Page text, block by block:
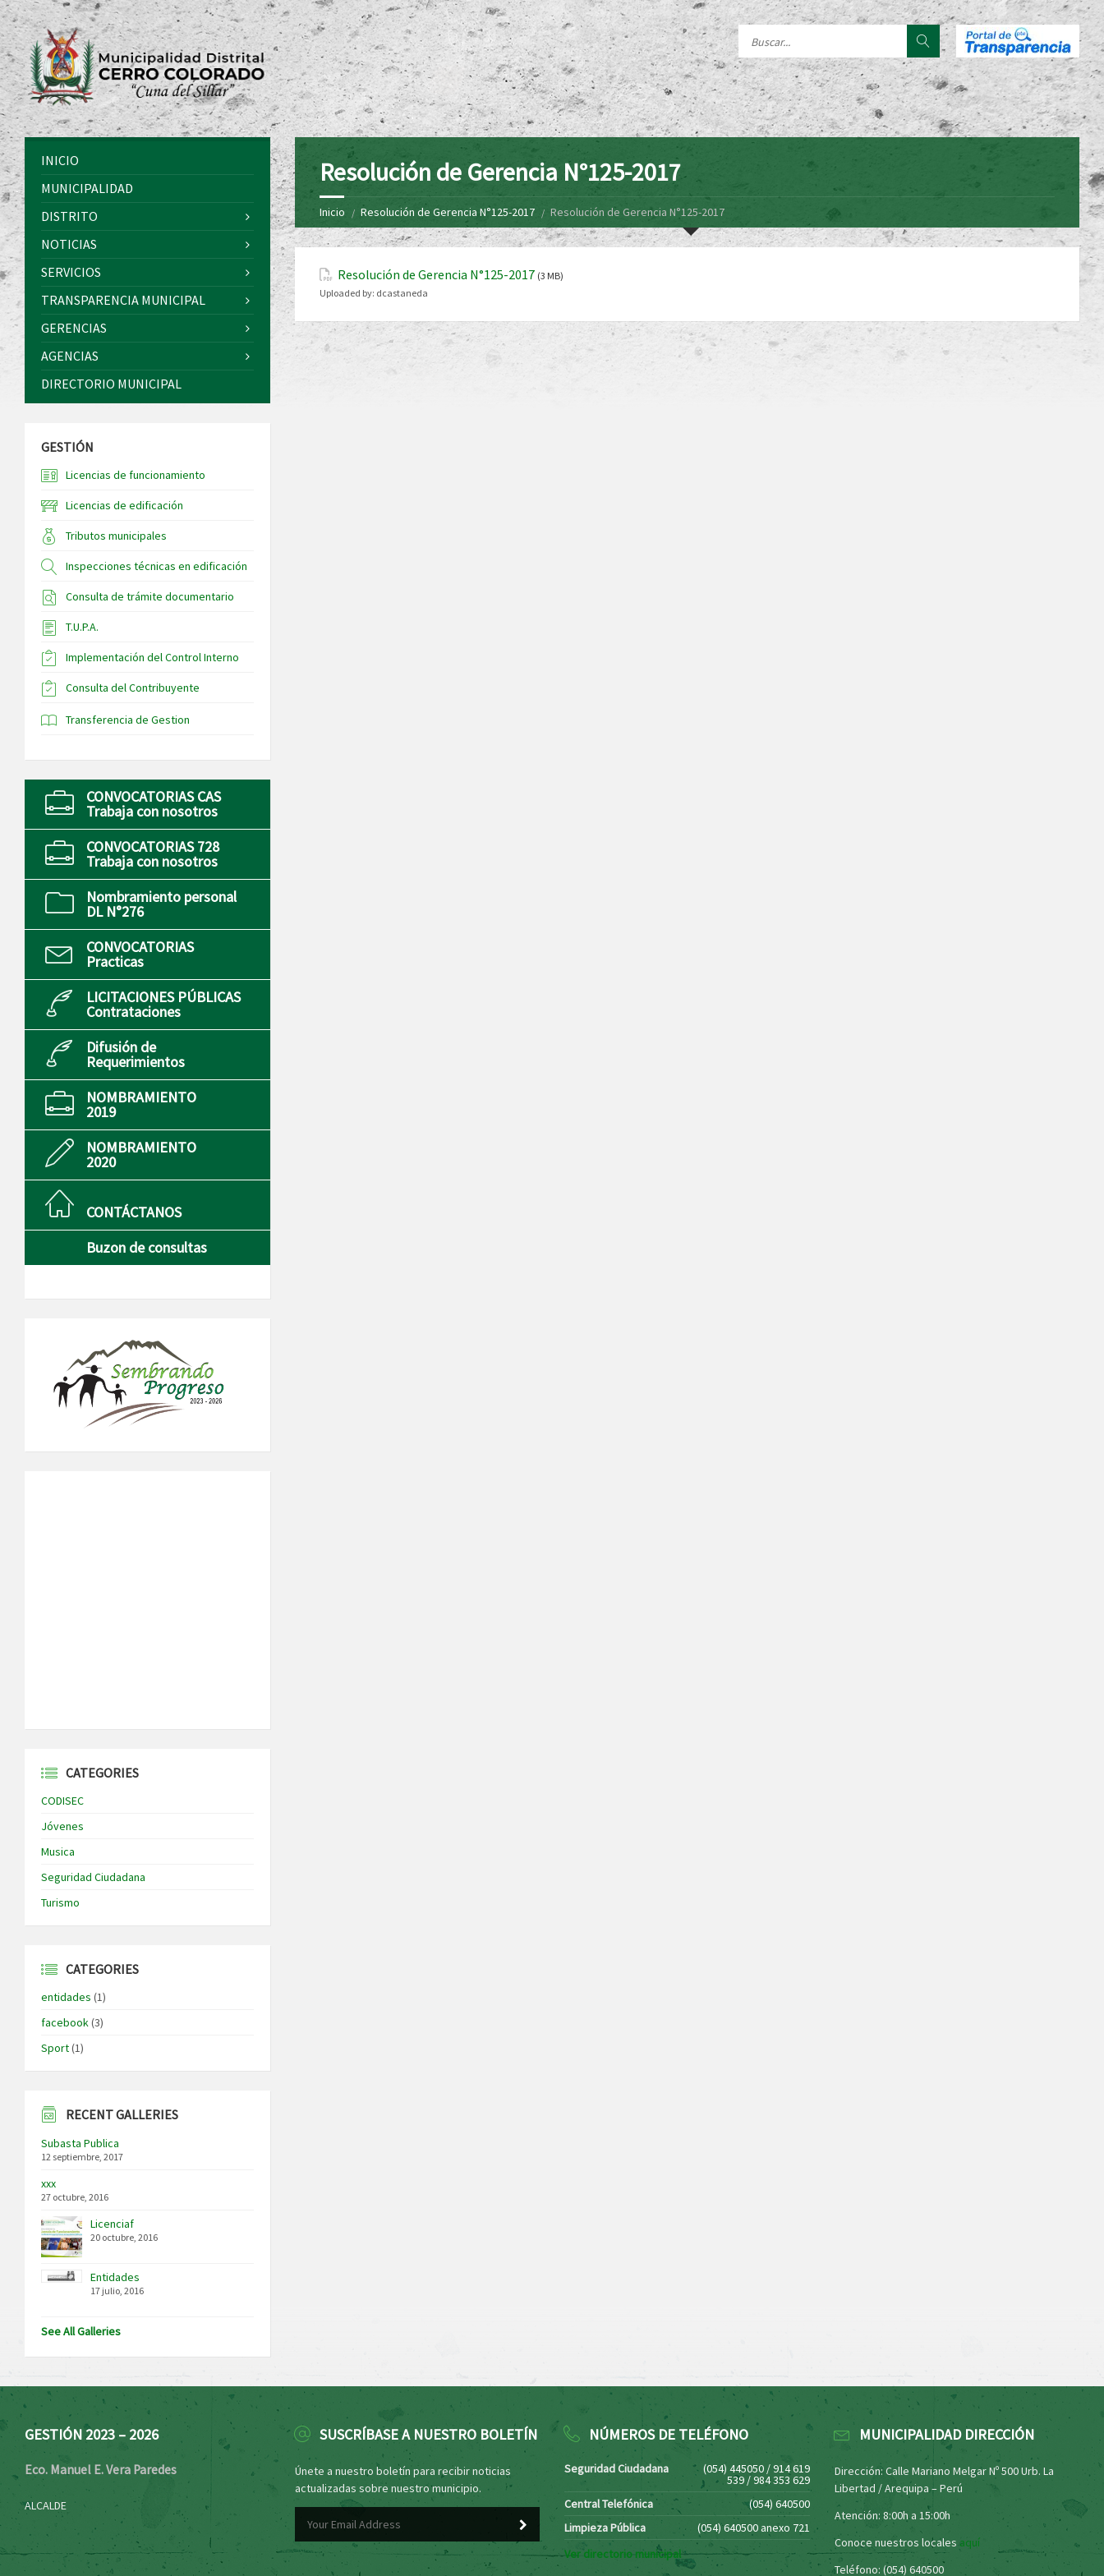
Resolución de Gerencia N°125-2017
Inicio Resolución de Gerencia N°125-2017 Resolución de Gerencia N°125-2017
Resolución de Gerencia N°125-2017 (3 MB)
Uploaded by: dcastaneda
INICIO
MUNICIPALIDAD
DISTRITO
NOTICIAS
SERVICIOS
TRANSPARENCIA MUNICIPAL
GERENCIAS
AGENCIAS
DIRECTORIO MUNICIPAL
GESTIÓN
Licencias de funcionamiento
Licencias de edificación
Tributos municipales
Inspecciones técnicas en edificación
Consulta de trámite documentario
T.U.P.A.
Implementación del Control Interno
Consulta del Contribuyente
Transferencia de Gestion
CONVOCATORIAS CAS
Trabaja con nosotros
CONVOCATORIAS 728
Trabaja con nosotros
Nombramiento personal
DL N°276
CONVOCATORIAS
Practicas
LICITACIONES PÚBLICAS
Contrataciones
Difusión de
Requerimientos
NOMBRAMIENTO
2019
NOMBRAMIENTO
2020
CONTÁCTANOS
Buzon de consultas
CATEGORIES
CODISEC
Jóvenes
Musica
Seguridad Ciudadana
Turismo
CATEGORIES
entidades (1)
facebook(3)
Sport(1)
RECENT GALLERIES
Subasta Publica
12 septiembre, 2017
xxx
27 octubre, 2016
Licenciaf
20 octubre, 2016
Entidades
17 julio, 2016
See All Galleries
GESTIÓN 2023 – 2026
Eco. Manuel E. Vera Paredes
ALCALDE
SUSCRÍBASE A NUESTRO BOLETÍN
Únete a nuestro boletín para recibir noticias
actualizadas sobre nuestro municipio.
NÚMEROS DE TELÉFONO
Seguridad Ciudadana (054) 445050 / 914 619
539 / 984 353 629
Central Telefónica
(054) 640500
Limpieza Pública
(054) 640500 anexo 721
Ver directorio municipal
MUNICIPALIDAD DIRECCIÓN
Dirección: Calle Mariano Melgar Nº 500 Urb. La
Libertad / Arequipa – Perú
Atención: 8:00h a 15:00h
Conoce nuestros locales aquí
Teléfono: (054) 640500